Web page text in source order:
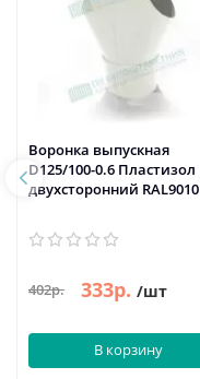
Воронка выпускная
D125/100-0.6 Пластизол
двухсторонний RAL9010
402р. 333р. /шт
В корзину